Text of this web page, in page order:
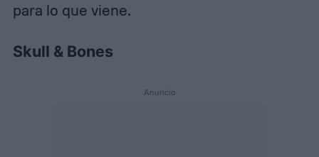
para lo que viene.
Skull & Bones